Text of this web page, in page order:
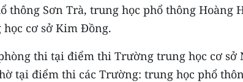
thông Sơn Trà, trung học phổ thông Hoàng
cơ sở Kim Đồng.
thi tại điểm thi Trường trung học cơ sở
tại điểm thi các Trường: trung học phổ